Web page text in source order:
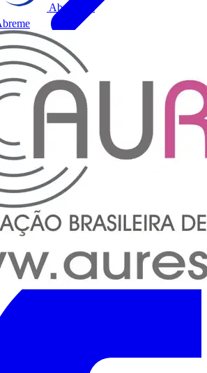
Abracopel
solução que
com a